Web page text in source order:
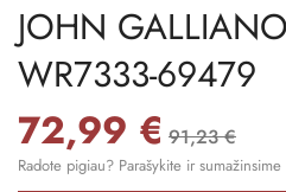
JOHN
WR7333-69479
72,99 € 91,23 €
Radote pigiau? Parašykite ir sumažinsime